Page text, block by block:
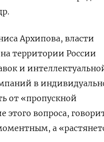
Архипова, власти
территории России
и
в
от «пропускной
этого вопроса,
а